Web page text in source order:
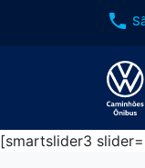
phone
[smartslider3